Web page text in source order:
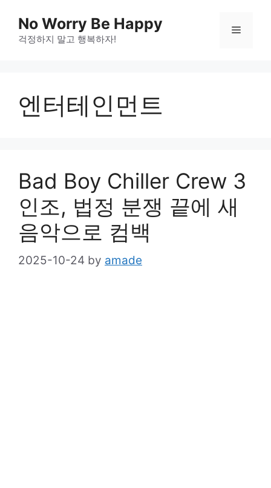
content
No Worry Be Happy
걱정하지 말고 행복하자!
Menu
엔터테인먼트
Bad Boy Chiller Crew 3
인조, 법정 분쟁 끝에 새
음악으로 컴백
2025-10-24 by amade